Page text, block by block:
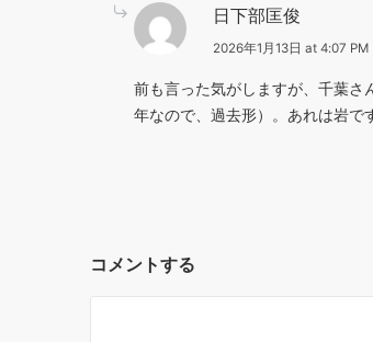
日下部匡俊
2026年1月13日 at 4:07 PM
前も言った気がしますが、千葉さ
年なので、過去形）。あれは岩で
コメントする